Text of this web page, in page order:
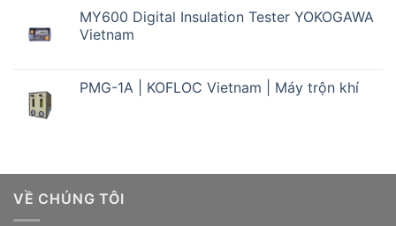
5 sao
MY600 Digital Insulation Tester YOKOGAWA
Vietnam
PMG-1A | KOFLOC Vietnam | Máy trộn khí
VỀ CHÚNG TÔI